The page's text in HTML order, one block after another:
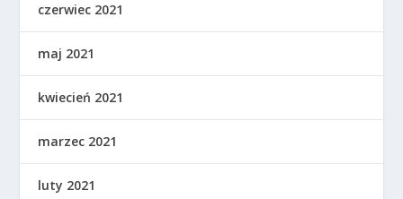
czerwiec 2021
maj 2021
kwiecień 2021
marzec 2021
luty 2021